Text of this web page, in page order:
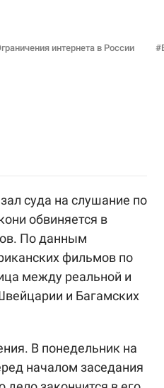
интернета в России
суда на слушание по
обвиняется в
По данным
фильмов по
между реальной и
и Багамских
В понедельник на
началом заседания